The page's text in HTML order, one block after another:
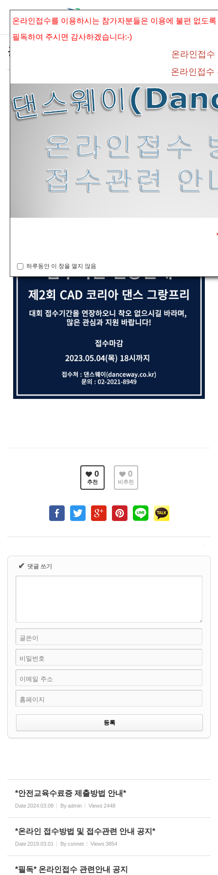
공지사항
*제2회 CAD 코리아 댄스 그랑프리 기간연장
안내*
admin 조회 수446 추천 수 0 댓글0
0
추천
0
비추천
✔ 댓글 쓰기
글쓴이
비밀번호
이메일 주소
홈페이지
*안전교육수료증 제출방법 안내*
Date2024.03.08 Byadmin Views 2448
*온라인 접수방법 및 접수관련 안내 공지*
Date2019.03.01 Byconnet Views 3854
*필독* 온라인접수 관련안내 공지
온라인접수를 이용하시는 참가자분들은 이용에 불편 없도록
필독하여 주시면 감사하겠습니다:-)
온라인접수
온라인접
하루동안 이 창을 열지 않음
Sketchbook5, 스케치북5
Sketchbook5, 스케치북5